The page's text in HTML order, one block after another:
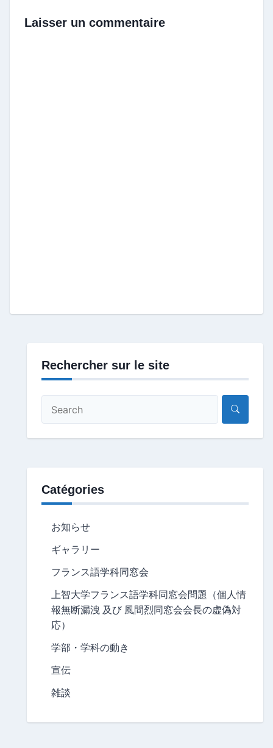
Laisser un commentaire
Rechercher sur le site
Catégories
お知らせ
ギャラリー
フランス語学科同窓会
上智大学フランス語学科同窓会問題（個人情
報無断漏洩 及び 風間烈同窓会会長の虚偽対
応）
学部・学科の動き
宣伝
雑談